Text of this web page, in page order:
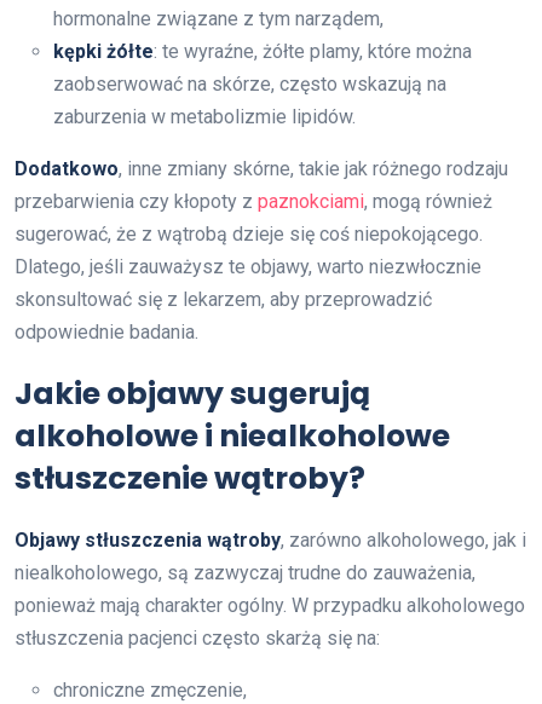
hormonalne związane z tym narządem,
kępki żółte: te wyraźne, żółte plamy, które można
zaobserwować na skórze, często wskazują na
zaburzenia w metabolizmie lipidów.
Dodatkowo, inne zmiany skórne, takie jak różnego rodzaju
przebarwienia czy kłopoty z paznokciami, mogą również
sugerować, że z wątrobą dzieje się coś niepokojącego.
Dlatego, jeśli zauważysz te objawy, warto niezwłocznie
skonsultować się z lekarzem, aby przeprowadzić
odpowiednie badania.
Jakie objawy sugerują
alkoholowe i niealkoholowe
stłuszczenie wątroby?
Objawy stłuszczenia wątroby, zarówno alkoholowego, jak i
niealkoholowego, są zazwyczaj trudne do zauważenia,
ponieważ mają charakter ogólny. W przypadku alkoholowego
stłuszczenia pacjenci często skarżą się na:
chroniczne zmęczenie,